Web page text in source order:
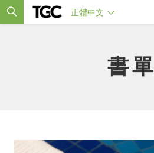
正體中文
書單